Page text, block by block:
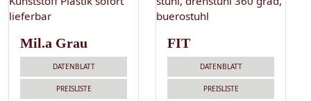
Mil.a Grau
DATENBLATT
PREISLISTE
FIT
DATENBLATT
PREISLISTE